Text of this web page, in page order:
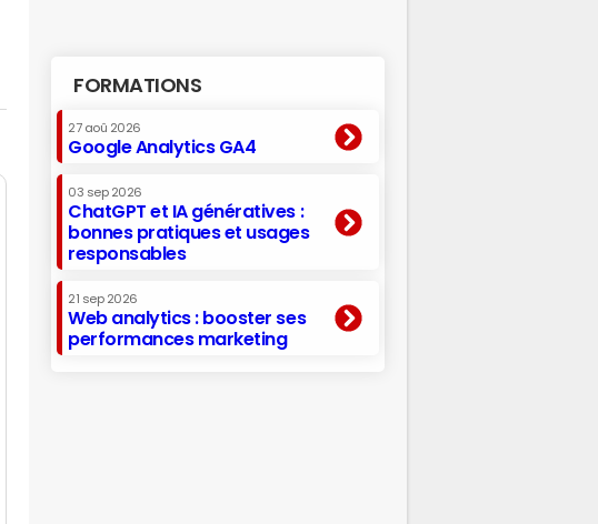
FORMATIONS
27 aoû 2026
Google Analytics GA4
03 sep 2026
ChatGPT et IA génératives :
bonnes pratiques et usages
responsables
21 sep 2026
Web analytics : booster ses
performances marketing